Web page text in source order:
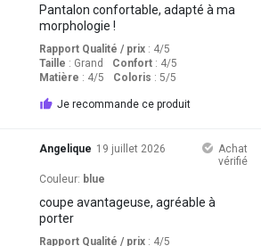
Pantalon confortable, adapté à ma
morphologie !
Rapport Qualité / prix: 4/5
Taille : Grand Confort: 4/5
Matière : 4/5 Coloris : 5/5
Je recommande ce produit
Angelique 19 juillet 2026
Achat
vérifié
Couleur: blue
coupe avantageuse, agréable à
porter
Rapport Qualité / prix: 4/5